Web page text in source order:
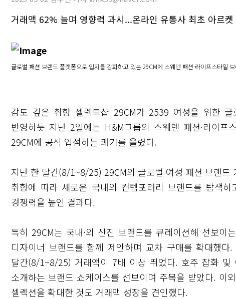
거래액 62% 늘며 영향력 과시...온라인 유통사 최초 아르켓
글로벌 패션 브랜드 플랫폼으로 입지를 강화하고 있는 29CM에 스웨덴 패션·라이프스타일 브
감도 깊은 취향 셀렉트샵 29CM가 2539 여성을 위한
반영하듯 지난 2일에는 H&M그룹의 스웨덴 패션·라이
29CM에 공식 입점하는 쾌거를 올렸다.
지난 한 달간(8/1~8/25) 29CM의 글로벌 여성 패션 브랜
취향에 따라 새로운 국내외 컨템포러리 브랜드를 탐색
경쟁력을 높인 결과다.
특히 29CM는 국내·외 신진 브랜드를 큐레이션해 선보이
디자이너 브랜드를 함께 제안하며 교차 구매를 확대했
달간(8/1~8/25) 거래액이 7배 이상 뛰었다. 호주 잡화
소개하는 브랜드 쇼케이스를 선보이며 주목을 받았다.
셀렉션을 확대한 것도 거래액 성장을 견인했다.